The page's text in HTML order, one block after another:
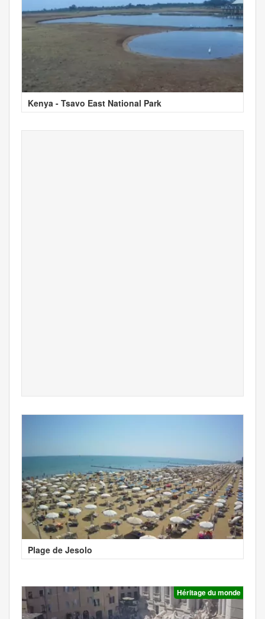
Kenya - Tsavo East National Park
Plage de Jesolo
Héritage du monde